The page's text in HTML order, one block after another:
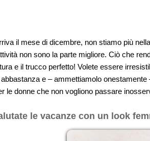
il mese di dicembre, non stiamo più
non sono la parte migliore. Ciò che
e il trucco perfetto! Volete essere
e – ammettiamolo
le donne che non vogliono passare
le vacanze con un look